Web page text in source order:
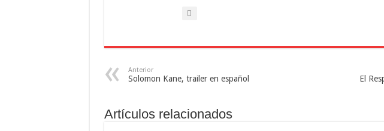
Anterior
Solomon Kane, trailer en español
El
Artículos relacionados